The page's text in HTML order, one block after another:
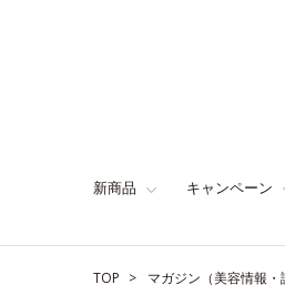
新商品 キャンペーン
TOP マガジン（美容情報・